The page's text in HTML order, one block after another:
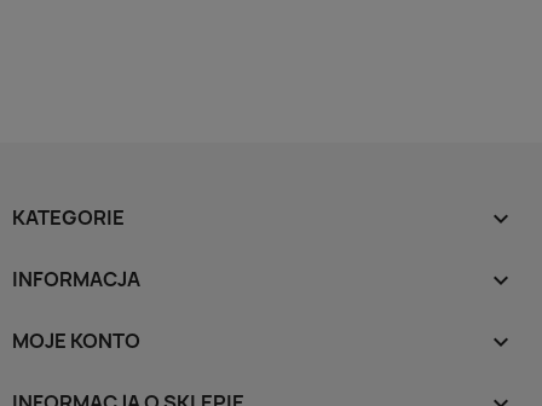
KATEGORIE 
INFORMACJA 
MOJE KONTO 